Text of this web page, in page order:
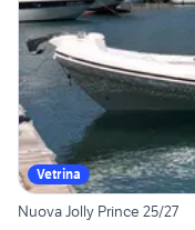
Vetrina
Nuova Jolly Prince 25/27